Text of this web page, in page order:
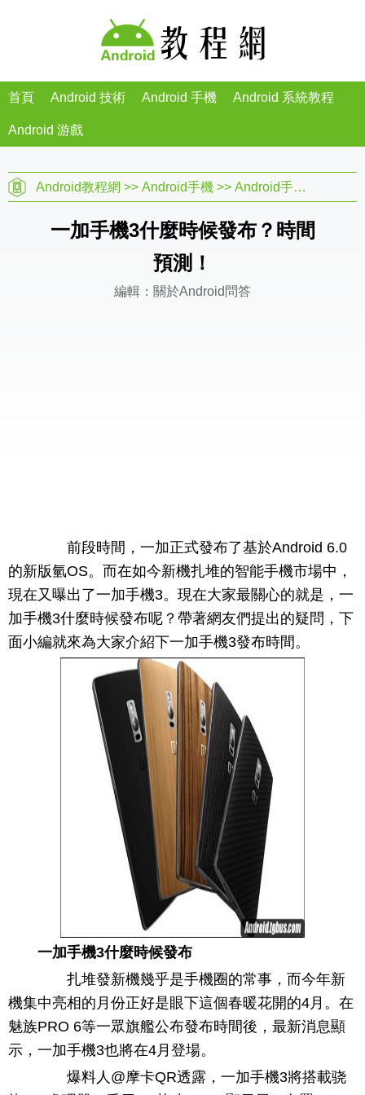
首頁 Android 技術 Android 手機 Android 系統教程
Android 游戲
Android教程網 >> Android手機 >> Android手機問答
一加手機3什麼時候發布？時間
預測！
編輯：關於Android問答
前段時間，一加正式發布了基於Android 6.0
的新版氫OS。而在如今新機扎堆的智能手機市場中，
現在又曝出了一加手機3。現在大家最關心的就是，一
加手機3什麼時候發布呢？帶著網友們提出的疑問，下
面小編就來為大家介紹下一加手機3發布時間。
一加手機3什麼時候發布
扎堆發新機幾乎是手機圈的常事，而今年新
機集中亮相的月份正好是眼下這個春暖花開的4月。在
魅族PRO 6等一眾旗艦公布發布時間後，最新消息顯
示，一加手機3也將在4月登場。
爆料人@摩卡QR透露，一加手機3將搭載骁